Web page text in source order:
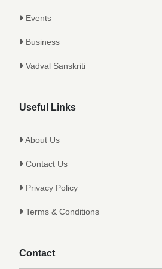
Events
Business
Vadval Sanskriti
Useful Links
About Us
Contact Us
Privacy Policy
Terms & Conditions
Contact